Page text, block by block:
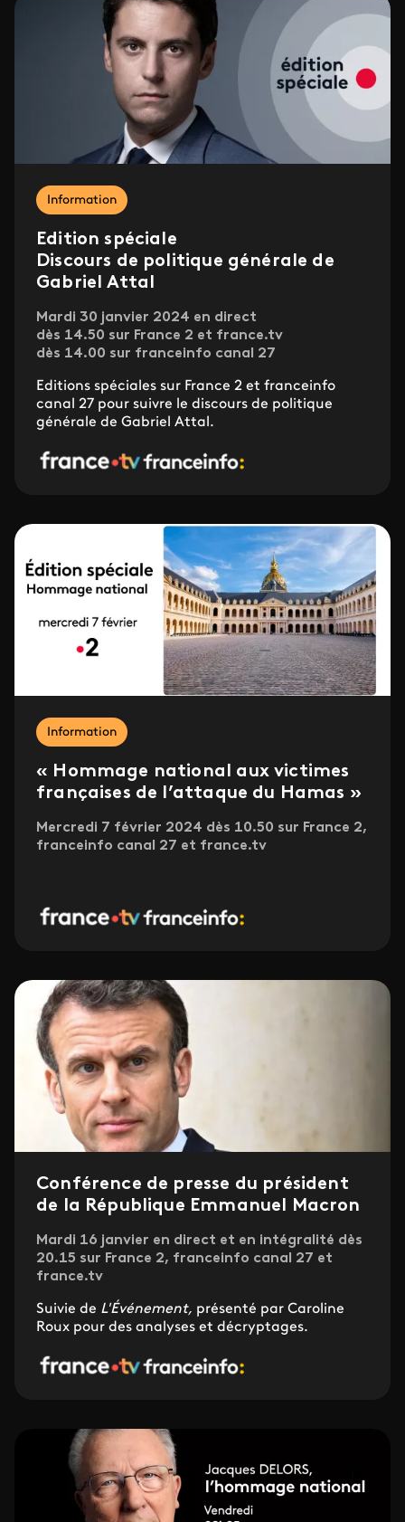
Information
Edition spéciale
Discours de politique générale de
Gabriel Attal
Mardi 30 janvier 2024 en direct
dès 14.50 sur France 2 et france.tv
dès 14.00 sur franceinfo canal 27
Editions spéciales sur France 2 et franceinfo
canal 27 pour suivre le discours de politique
générale de Gabriel Attal.
Information
« Hommage national aux victimes
françaises de l’attaque du Hamas »
Mercredi 7 février 2024 dès 10.50 sur France 2,
franceinfo canal 27 et france.tv
Conférence de presse du président
de la République Emmanuel Macron
Mardi 16 janvier en direct et en intégralité dès
20.15 sur France 2, franceinfo canal 27 et
france.tv
Suivie de L'Événement, présenté par Caroline
Roux pour des analyses et décryptages.